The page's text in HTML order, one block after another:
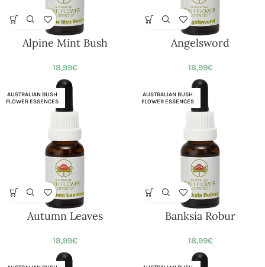
Alpine Mint Bush
18,99€
Angelsword
18,99€
AUSTRALIAN BUSH
FLOWER ESSENCES
Autumn Leaves
18,99€
AUSTRALIAN BUSH
FLOWER ESSENCES
Banksia Robur
18,99€